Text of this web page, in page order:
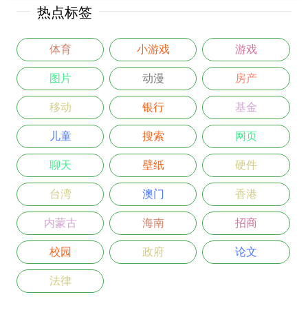
热点标签
体育 小游戏 游戏
图片 动漫 房产
移动 银行 基金
儿童 搜索 网页
聊天 壁纸 硬件
台湾 澳门 香港
内蒙古 海南 招商
校园 政府 论文
法律